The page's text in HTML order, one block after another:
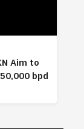
Aim to
bpd